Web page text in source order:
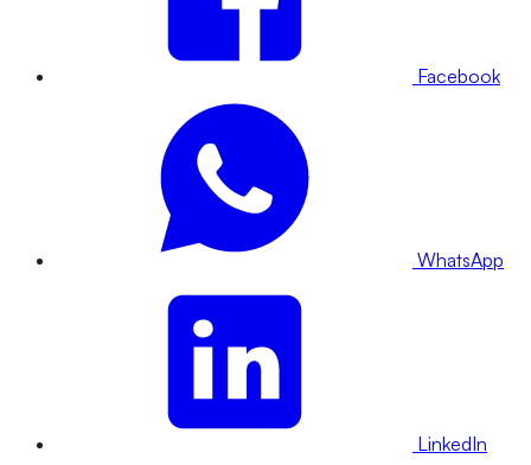
Facebook
WhatsApp
LinkedIn